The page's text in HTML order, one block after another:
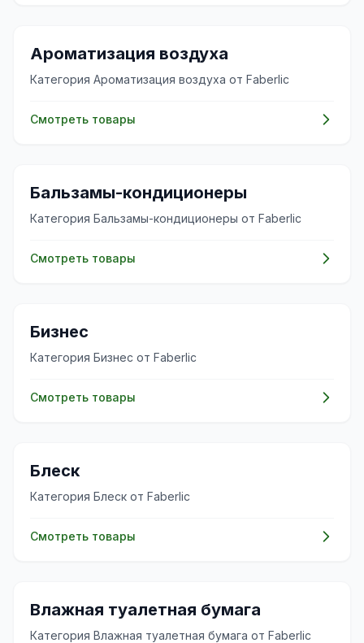
✨
Ароматизация воздуха
Категория Ароматизация воздуха от Faberlic
Смотреть товары
✨
Бальзамы-кондиционеры
Категория Бальзамы-кондиционеры от Faberlic
Смотреть товары
💼
Бизнес
Категория Бизнес от Faberlic
Смотреть товары
✨
Блеск
Категория Блеск от Faberlic
Смотреть товары
✨
Влажная туалетная бумага
Категория Влажная туалетная бумага от Faberlic